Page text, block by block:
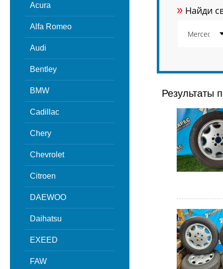
Acura
Alfa Romeo
Audi
Bentley
BMW
Cadillac
Chery
Chevrolet
Citroen
DAEWOO
Daihatsu
EXEED
FAW
» Найди
Результаты